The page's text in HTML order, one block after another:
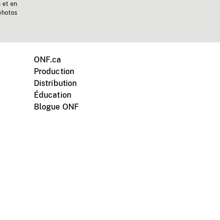
et en
ONF.ca
Production
Distribution
Éducation
Blogue ONF